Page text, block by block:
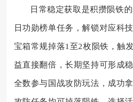
日常稳定获取是积攒陨铁
日功勋榜单任务，解锁对应科
宝箱常规掉落1至2枚陨铁，触
益直接翻倍，长期坚持可形成
全数参与国战攻防玩法，成功